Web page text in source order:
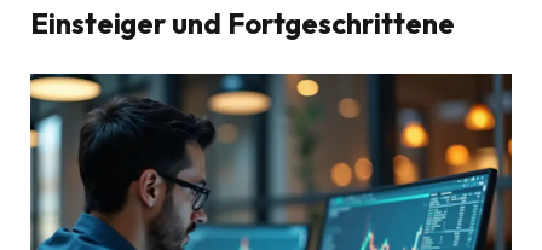
Einsteiger und Fortgeschrittene